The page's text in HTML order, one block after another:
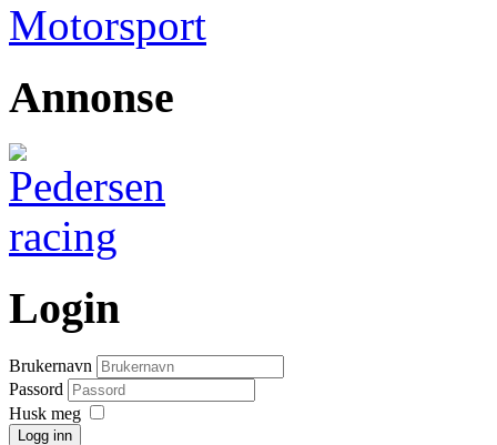
Annonse
Login
Brukernavn
Passord
Husk meg
Logg inn